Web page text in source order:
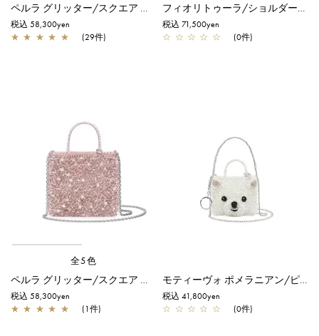
ペルラ グリッター/スクエア スモール/シルバーゴールド
税込 58,300yen
★ ★ ★ ★ ★ (29件)
フィオリトゥーラ/ショルダー/エナメルブラック
税込 71,500yen
☆ ☆ ☆ ☆ ☆ (0件)
全5色
ペルラ グリッター/スクエア スモール/フラミンゴシルバー
税込 58,300yen
★ ★ ★ ★ ★ (1件)
モティーヴォ ポメラニアン/ピコ/オーロラホワイト
税込 41,800yen
☆ ☆ ☆ ☆ ☆ (0件)